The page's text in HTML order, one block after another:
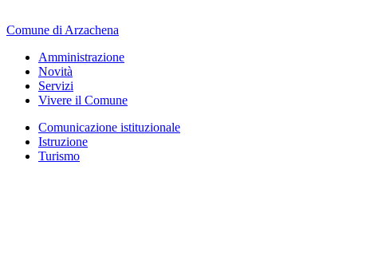
Comune di Arzachena
Amministrazione
Novità
Servizi
Vivere il Comune
Comunicazione istituzionale
Istruzione
Turismo